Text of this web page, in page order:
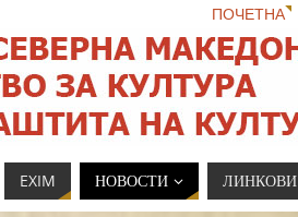
ПОЧЕТНА
EXIM НОВОСТИ ЛИНКОВИ